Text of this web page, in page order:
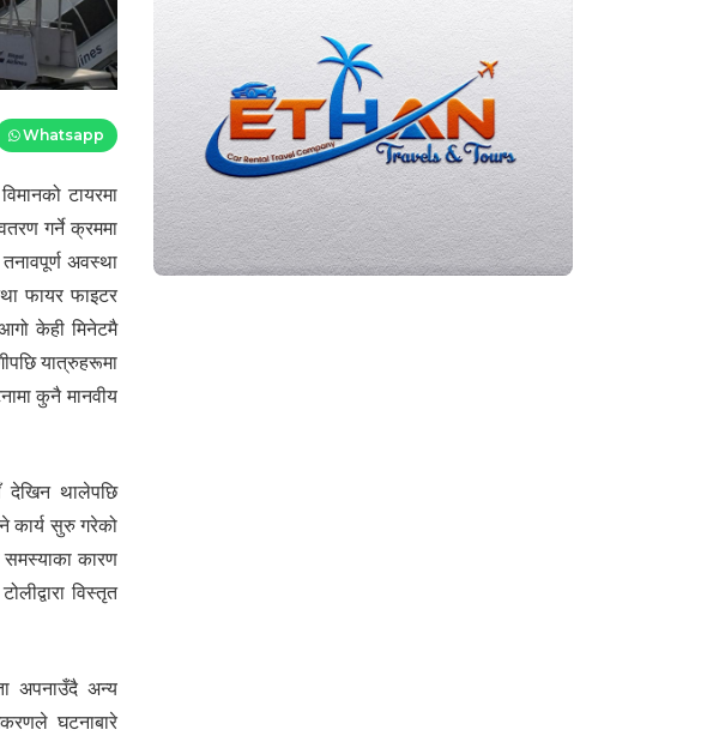
Whatsapp
टायरमा
गर्ने क्रममा
अवस्था
फायर फाइटर
केही मिनेटमै
यात्रुहरूमा
कुनै मानवीय
देखिन थालेपछि
कार्य सुरु गरेको
समस्याका कारण
विस्तृत
अपनाउँदै अन्य
घटनाबारे